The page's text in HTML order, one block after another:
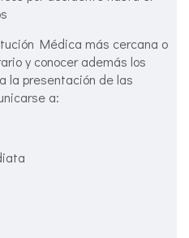
Médica más cercana o
y conocer además los
la presentación de las
a: